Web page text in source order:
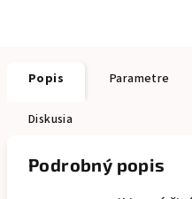
Popis Parametre
Diskusia
Podrobný popis